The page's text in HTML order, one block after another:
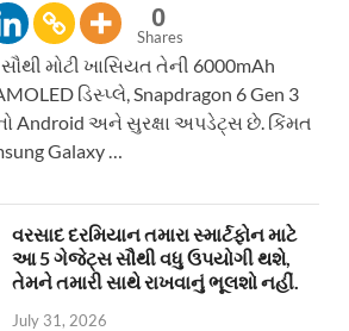
0
Shares
મોટી ખાસિયત તેની 6000mAh
ડિસ્પ્લે, Snapdragon 6 Gen 3
Android અને સુરક્ષા અપડેટ્સ છે. કિંમત
Galaxy …
વરસાદ દરમિયાન તમારા સ્માર્ટફોન માટે
આ 5 ગેજેટ્સ સૌથી વધુ ઉપયોગી થશે,
તેમને તમારી સાથે રાખવાનું ભૂલશો નહીં.
July 31, 2026